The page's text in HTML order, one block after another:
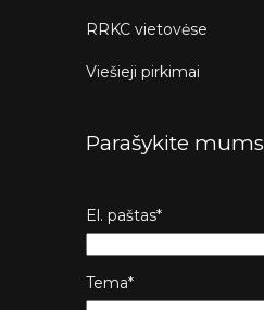
RRKC vietovėse
Viešieji pirkimai
Parašykite mums
El. paštas*
Tema*